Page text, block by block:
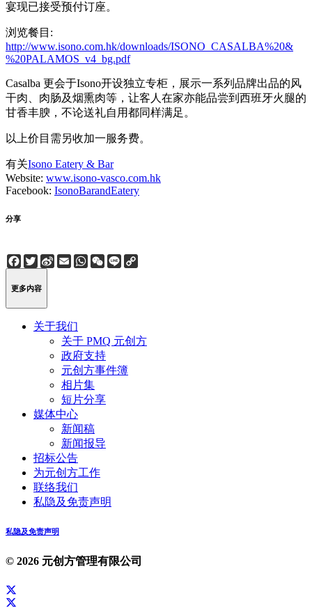
宴现已接受预付订座。
浏览餐目:
http://www.isono.com.hk/downloads/ISONO_CASALBA%20&
%20PALAMOS_v4_bg.pdf
Casalba 更会于Isono开设独立专柜，展示一系列品牌出品的风
干肉、肉肠及烟熏肉等，让客人在家亦能品尝到西班牙火腿的
甘香丰腴，不论送礼自用都同样满足。
以上价目需另收加一服务费。
有关Isono Eatery & Bar
Website: www.isono-vasco.com.hk
Facebook: IsonoBarandEatery
分享
Facebook
Twitter
Sina
Weibo
EmailWhatsApp
WeChat
Line
更多内容
关于我们
关于 PMQ 元创方
政府支持
元创方事件簿
相片集
短片分享
媒体中心
新闻稿
新闻报导
招标公告
为元创方工作
联络我们
私隐及免责声明
私隐及免责声明
© 2026 元创方管理有限公司